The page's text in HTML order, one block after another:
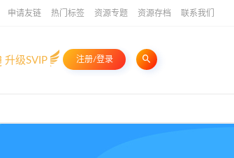
申请友链 热门标签 资源专题 资源存档 联系我们
升级SVIP 注册/登录